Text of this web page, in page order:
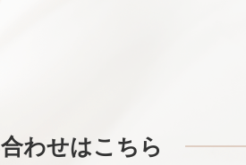
わせはこちら